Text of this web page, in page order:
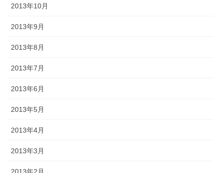
2013年10月
2013年9月
2013年8月
2013年7月
2013年6月
2013年5月
2013年4月
2013年3月